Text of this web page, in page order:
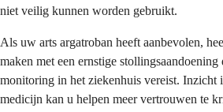
niet veilig kunnen worden gebruikt.
Als uw arts argatroban heeft aanbevolen,
maken met een ernstige
monitoring in het ziekenhuis vereist. Inzicht
medicijn kan u helpen meer vertrouwen te